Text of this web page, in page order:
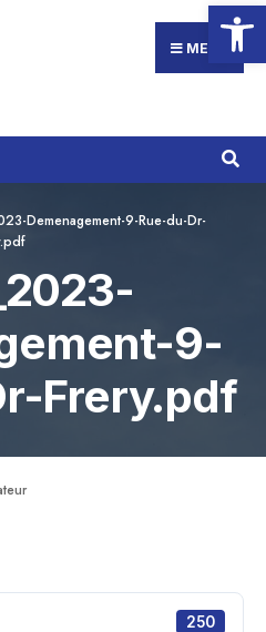
Ouvrir
MENU
Demenagement-9-Rue-du-Dr-
9-
Frery.pdf
250